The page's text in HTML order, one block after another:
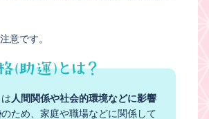
意です。
人間関係や社会的環境などに影響
のため、家庭や職場などに関係して